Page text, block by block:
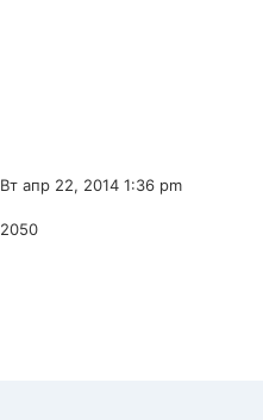
Вт апр 22, 2014 1:36 pm
2050